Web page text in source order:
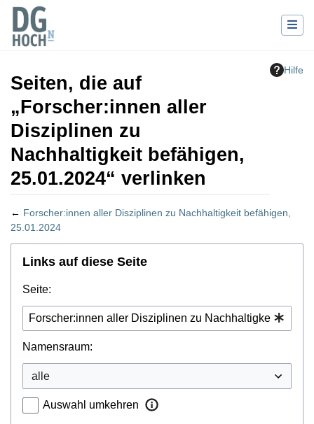
Hilfe
Seiten, die auf
„Forscher:innen aller
Disziplinen zu
Nachhaltigkeit befähigen,
25.01.2024“ verlinken
← Forscher:innen aller Disziplinen zu Nachhaltigkeit befähigen,
25.01.2024
Wechseln zu:Navigation,Suche
Links auf diese Seite
Seite:
Namensraum:
Auswahl umkehren